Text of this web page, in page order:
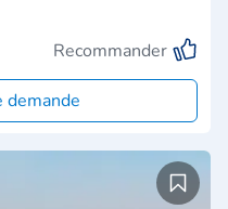
Recommander
demande